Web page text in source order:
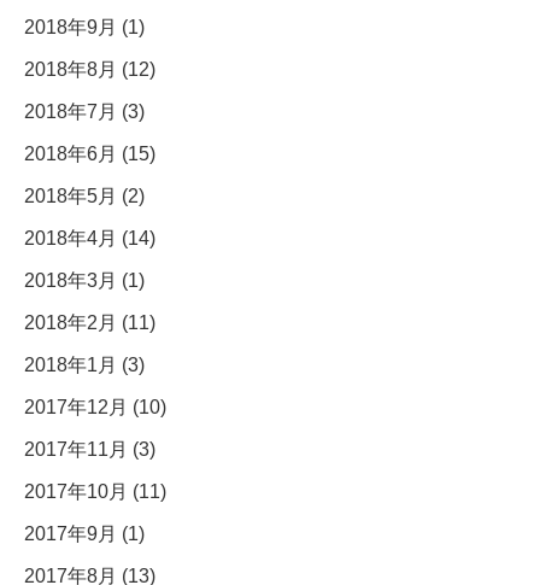
2018年9月 (1)
2018年8月 (12)
2018年7月 (3)
2018年6月 (15)
2018年5月 (2)
2018年4月 (14)
2018年3月 (1)
2018年2月 (11)
2018年1月 (3)
2017年12月 (10)
2017年11月 (3)
2017年10月 (11)
2017年9月 (1)
2017年8月 (13)